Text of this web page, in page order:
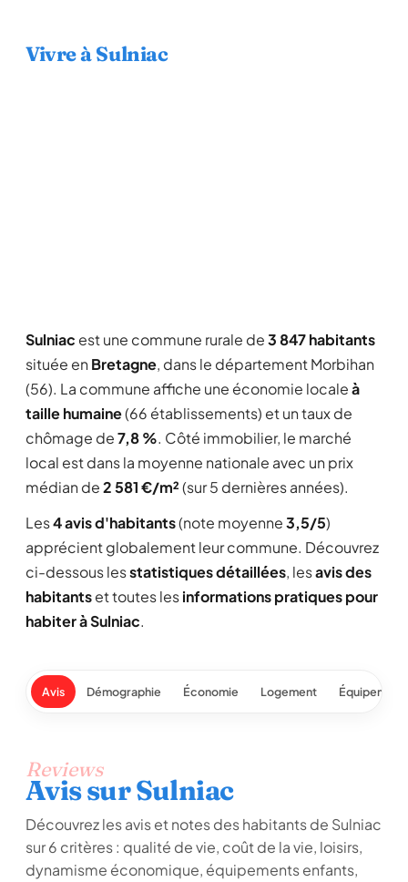
Vivre à Sulniac
Sulniac est une commune rurale de3 847 habitants
située en Bretagne, dans le département Morbihan
(56). La commune affiche une économie localeà
taille humaine(66 établissements) et un taux de
chômage de7,8 %. Côté immobilier, le marché
local est dans la moyenne nationale avec un prix
médian de2 581 €/m²(sur 5 dernières années).
Les4 avis d'habitants(note moyenne3,5/5)
apprécient globalement leur commune. Découvrez
ci-dessous lesstatistiques détaillées, lesavis des
habitantset toutes lesinformations pratiques pour
habiter à Sulniac.
Avis Démographie Économie Logement
Reviews
Avis sur Sulniac
Découvrez les avis et notes des habitants de Sulniac
sur 6 critères : qualité de vie, coût de la vie, loisirs,
dynamisme économique, équipements enfants,